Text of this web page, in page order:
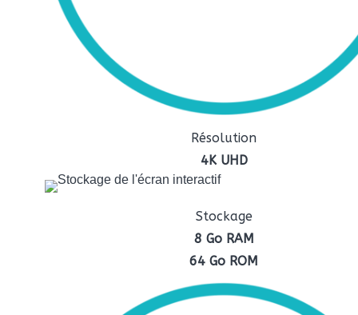
Résolution
4K UHD
Stockage
8 Go RAM
64 Go ROM